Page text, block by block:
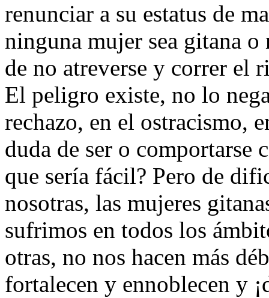
renunciar a su estatus de
ninguna mujer sea gitana
de no atreverse y correr el
El peligro existe, no lo
rechazo, en el ostracismo,
duda de ser o
que sería fácil? Pero de
nosotras, las mujeres
sufrimos en todos los
otras, no nos hacen más
fortalecen y ennoblecen y